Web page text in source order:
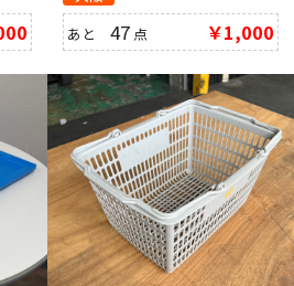
あと47 点 ￥1,000